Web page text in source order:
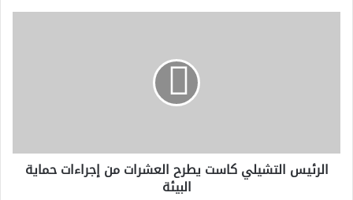
البيئة
الرئيس التشيلي كاست يطرح العشرات من إجراءات حماية
البيئة